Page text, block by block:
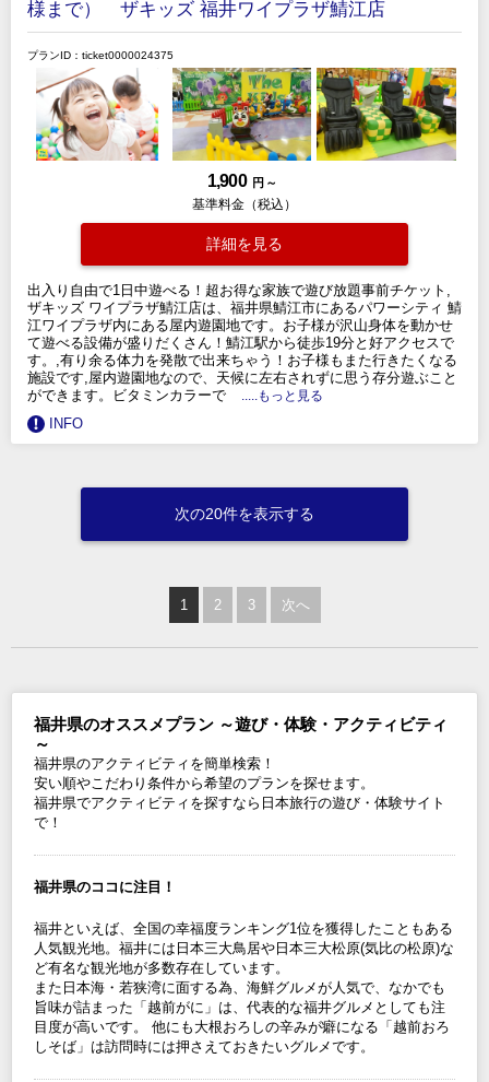
様まで） ザキッズ 福井ワイプラザ鯖江店
プランID：ticket0000024375
1,900 円 ～
基準料金（税込）
詳細を見る
出入り自由で1日中遊べる！超お得な家族で遊び放題事前チケット,
ザキッズ ワイプラザ鯖江店は、福井県鯖江市にあるパワーシティ 鯖
江ワイプラザ内にある屋内遊園地です。お子様が沢山身体を動かせ
て遊べる設備が盛りだくさん！鯖江駅から徒歩19分と好アクセスで
す。,有り余る体力を発散で出来ちゃう！お子様もまた行きたくなる
施設です,屋内遊園地なので、天候に左右されずに思う存分遊ぶこと
ができます。ビタミンカラーで
.....もっと見る
INFO
次の20件を表示する
1 2 3 次へ
福井県のオススメプラン ～遊び・体験・アクティビティ
～
福井県のアクティビティを簡単検索！
安い順やこだわり条件から希望のプランを探せます。
福井県でアクティビティを探すなら日本旅行の遊び・体験サイト
で！
福井県のココに注目！
福井といえば、全国の幸福度ランキング1位を獲得したこともある
人気観光地。福井には日本三大鳥居や日本三大松原(気比の松原)な
ど有名な観光地が多数存在しています。
また日本海・若狭湾に面する為、海鮮グルメが人気で、なかでも
旨味が詰まった「越前がに」は、代表的な福井グルメとしても注
目度が高いです。 他にも大根おろしの辛みが癖になる「越前おろ
しそば」は訪問時には押さえておきたいグルメです。